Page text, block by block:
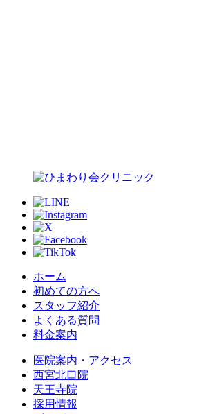
ホーム
初めての方へ
スタッフ紹介
よくある質問
料金案内
医院案内・アクセス
西宮北口院
天王寺院
採用情報